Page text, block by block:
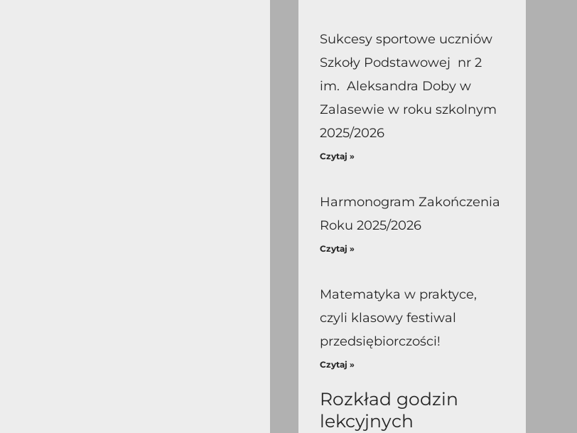
Sukcesy sportowe uczniów
Szkoły Podstawowej nr 2
im. Aleksandra Doby w
Zalasewie w roku szkolnym
2025/2026
Czytaj »
Harmonogram Zakończenia
Roku 2025/2026
Czytaj »
Matematyka w praktyce,
czyli klasowy festiwal
przedsiębiorczości!
Czytaj »
Rozkład godzin
lekcyjnych